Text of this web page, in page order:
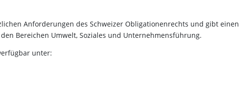
Anforderungen des Schweizer Obligationenrechts und gibt einen
Bereichen Umwelt, Soziales und Unternehmensführung.
unter: